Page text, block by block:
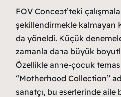
FOV Concept’teki
şekillendirmekle kalmayan
da yöneldi. Küçük
zamanla daha büyük
Özellikle anne-çocuk
“Motherhood Collection”
sanatçı, bu eserlerinde aile